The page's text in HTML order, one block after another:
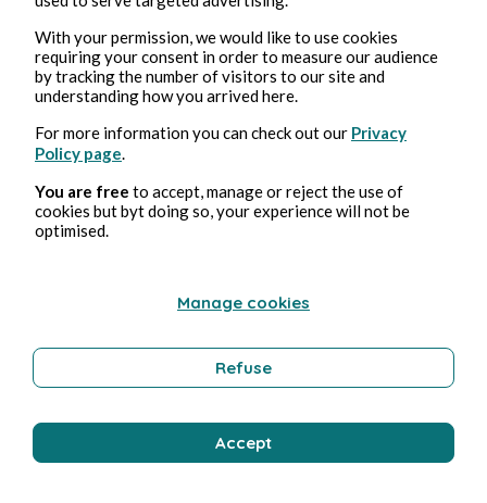
Stéphane Hoegel
Stéphane Hoegel
With your permission, we would like to use cookies
requiring your consent in order to measure our audience
by tracking the number of visitors to our site and
understanding how you arrived here.
For more information you can check out our Privacy
Policy page
You are free to accept, manage or reject the use of
cookies but byt doing so, your experience will not be
optimised.
Manage cookies
Refuse
Accept